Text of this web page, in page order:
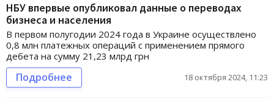
НБУ впервые опубликовал данные о переводах
бизнеса и населения
В первом полугодии 2024 года в Украине осуществлено
0,8 млн платежных операций с применением прямого
дебета на сумму 21,23 млрд грн
Подробнее 18 октября 2024, 11:23